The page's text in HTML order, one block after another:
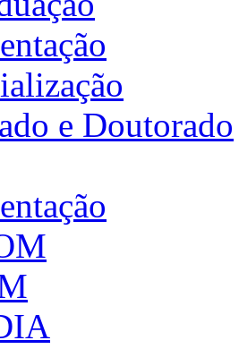
e Doutorado